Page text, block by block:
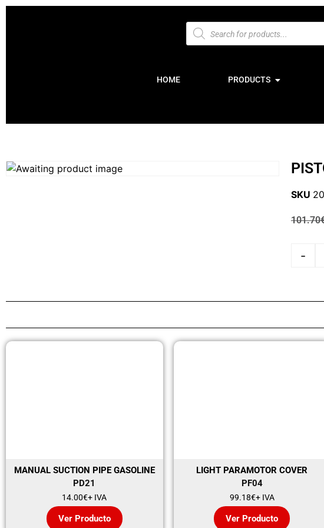
HOME PRODUCTS
SKU
101.70
-
MANUAL SUCTION PIPE GASOLINE
PD21
14.00€+ IVA
Ver Producto
LIGHT PARAMOTOR COVER
PF04
99.18€+ IVA
Ver Producto